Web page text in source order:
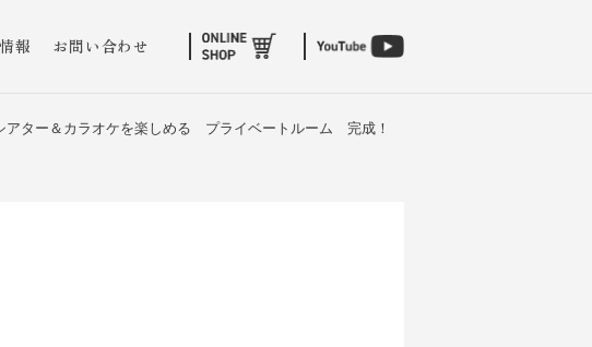
報 お問い合わせ
アター＆カラオケを楽しめる プライベートルーム 完成！